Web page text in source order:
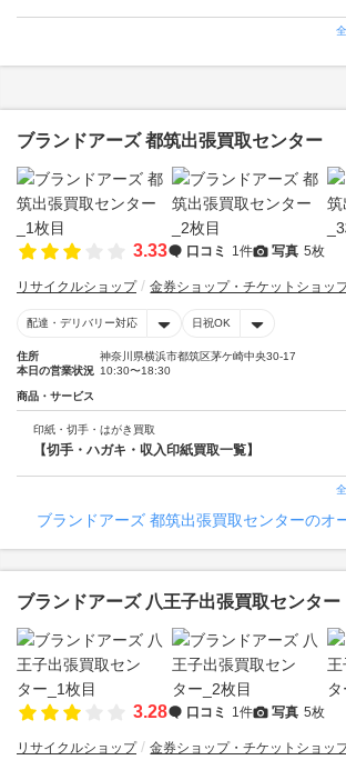
ブランドアーズ 都筑出張買取センター
3.33 口コミ 1件 写真 5枚
リサイクルショップ 金券ショップ・チケットショッ
配達・デリバリー対応 日祝OK
住所
神奈川県横浜市都筑区茅ケ崎中央30-17
本日の営業状況 10:30〜18:30
商品・サービス
印紙・切手・はがき買取
【切手・ハガキ・収入印紙買取一覧】
ブランドアーズ 都筑出張買取センターのオ
ブランドアーズ 八王子出張買取センター
3.28 口コミ 1件 写真 5枚
リサイクルショップ 金券ショップ・チケットショッ